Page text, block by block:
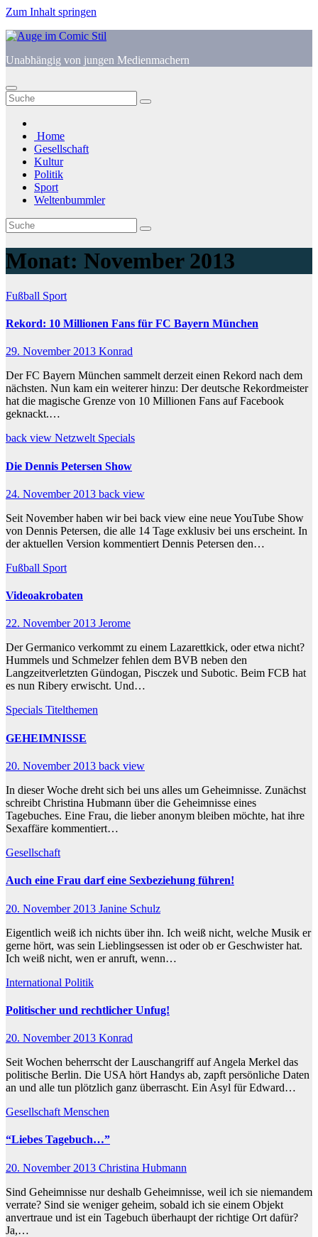
Zum Inhalt springen
Unabhängig von jungen Medienmachern
Home
Gesellschaft
Kultur
Politik
Sport
Weltenbummler
Monat: November 2013
Fußball Sport
Rekord: 10 Millionen Fans für FC Bayern München
29. November 2013 Konrad
Der FC Bayern München sammelt derzeit einen Rekord nach dem
nächsten. Nun kam ein weiterer hinzu: Der deutsche Rekordmeister
hat die magische Grenze von 10 Millionen Fans auf Facebook
geknackt.…
back view Netzwelt Specials
Die Dennis Petersen Show
24. November 2013 back view
Seit November haben wir bei back view eine neue YouTube Show
von Dennis Petersen, die alle 14 Tage exklusiv bei uns erscheint. In
der aktuellen Version kommentiert Dennis Petersen den…
Fußball Sport
Videoakrobaten
22. November 2013 Jerome
Der Germanico verkommt zu einem Lazarettkick, oder etwa nicht?
Hummels und Schmelzer fehlen dem BVB neben den
Langzeitverletzten Gündogan, Pisczek und Subotic. Beim FCB hat
es nun Ribery erwischt. Und…
Specials Titelthemen
GEHEIMNISSE
20. November 2013 back view
In dieser Woche dreht sich bei uns alles um Geheimnisse. Zunächst
schreibt Christina Hubmann über die Geheimnisse eines
Tagebuches. Eine Frau, die lieber anonym bleiben möchte, hat ihre
Sexaffäre kommentiert…
Gesellschaft
Auch eine Frau darf eine Sexbeziehung führen!
20. November 2013 Janine Schulz
Eigentlich weiß ich nichts über ihn. Ich weiß nicht, welche Musik er
gerne hört, was sein Lieblingsessen ist oder ob er Geschwister hat.
Ich weiß nicht, wen er anruft, wenn…
International Politik
Politischer und rechtlicher Unfug!
20. November 2013 Konrad
Seit Wochen beherrscht der Lauschangriff auf Angela Merkel das
politische Berlin. Die USA hört Handys ab, zapft persönliche Daten
an und alle tun plötzlich ganz überrascht. Ein Asyl für Edward…
Gesellschaft Menschen
“Liebes Tagebuch…”
20. November 2013 Christina Hubmann
Sind Geheimnisse nur deshalb Geheimnisse, weil ich sie niemandem
verrate? Sind sie weniger geheim, sobald ich sie einem Objekt
anvertraue und ist ein Tagebuch überhaupt der richtige Ort dafür?
Ja,…